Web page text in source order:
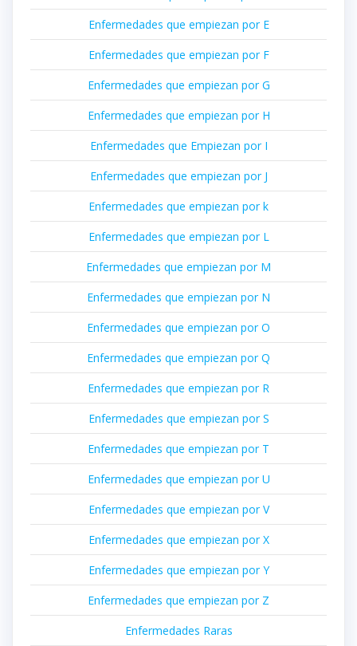
Enfermedades que empiezan por E
Enfermedades que empiezan por F
Enfermedades que empiezan por G
Enfermedades que empiezan por H
Enfermedades que Empiezan por I
Enfermedades que empiezan por J
Enfermedades que empiezan por k
Enfermedades que empiezan por L
Enfermedades que empiezan por M
Enfermedades que empiezan por N
Enfermedades que empiezan por O
Enfermedades que empiezan por Q
Enfermedades que empiezan por R
Enfermedades que empiezan por S
Enfermedades que empiezan por T
Enfermedades que empiezan por U
Enfermedades que empiezan por V
Enfermedades que empiezan por X
Enfermedades que empiezan por Y
Enfermedades que empiezan por Z
Enfermedades Raras